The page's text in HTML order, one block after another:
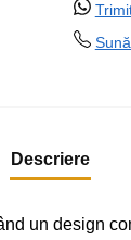
Descriere
un design